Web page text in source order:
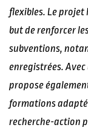
flexibles. Le projet
but de renforcer
subventions,
enregistrées. Avec
propose
formations
recherche-action